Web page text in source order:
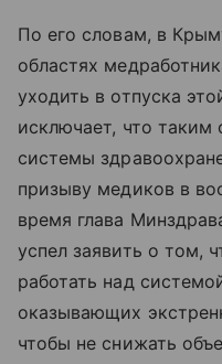
По его словам, в
областях
уходить в отпуска
исключает, что таким
системы
призыву медиков в
время глава
успел заявить о том,
работать над
оказывающих
чтобы не снижать